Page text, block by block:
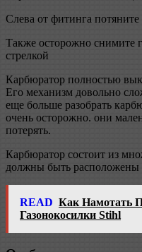
Слева от фитинга
Также осторожно снимите
стрелкой
Карбюратор полностью
Его механизм довольно
еще больше разобрать
очень осторожно. они
потерять.
Карбюратор состоит из
должны быть расположены
READ Как Намотать
Газонокосилки Stihl